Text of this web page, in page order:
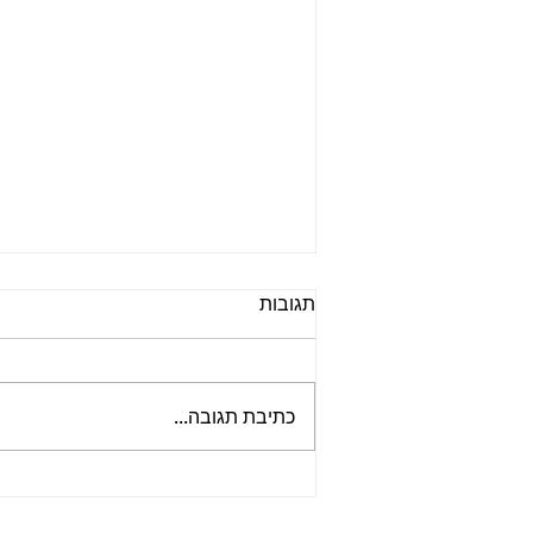
תגובות
כתיבת תגובה...